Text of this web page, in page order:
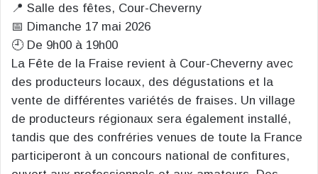
📍 Salle des fêtes, Cour-Cheverny
📅 Dimanche 17 mai 2026
🕘 De 9h00 à 19h00
La Fête de la Fraise revient à Cour-Cheverny avec
des producteurs locaux, des dégustations et la
vente de différentes variétés de fraises. Un village
de producteurs régionaux sera également installé,
tandis que des confréries venues de toute la France
participeront à un concours national de confitures,